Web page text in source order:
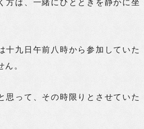
方は、一緒にひとときを静かに坐
十九日午前八時から参加していた
。
思って、その時限りとさせていた